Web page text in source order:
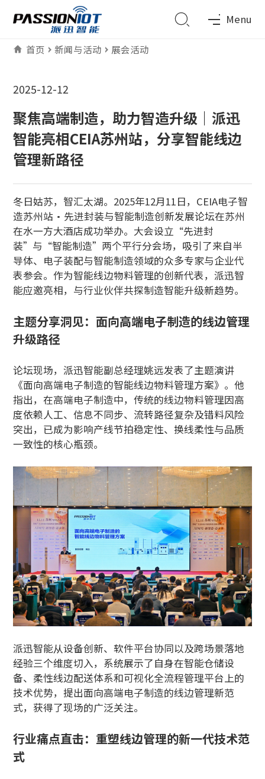
Menu
首页 新闻与活动 展会活动
2025-12-12
聚焦高端制造，助力智造升级｜派迅
智能亮相CEIA苏州站，分享智能线边
管理新路径
冬日姑苏，智汇太湖。2025年12月11日，CEIA电子智
造苏州站·先进封装与智能制造创新发展论坛在苏州
在水一方大酒店成功举办。大会设立“先进封
装”与“智能制造”两个平行分会场，吸引了来自半
导体、电子装配与智能制造领域的众多专家与企业代
表参会。作为智能线边物料管理的创新代表，派迅智
能应邀亮相，与行业伙伴共探制造智能升级新趋势。
主题分享洞见：面向高端电子制造的线边管理
升级路径
论坛现场，派迅智能副总经理姚远发表了主题演讲
《面向高端电子制造的智能线边物料管理方案》。他
指出，在高端电子制造中，传统的线边物料管理因高
度依赖人工、信息不同步、流转路径复杂及错料风险
突出，已成为影响产线节拍稳定性、换线柔性与品质
一致性的核心瓶颈。
派迅智能从设备创新、软件平台协同以及跨场景落地
经验三个维度切入，系统展示了自身在智能仓储设
备、柔性线边配送体系和可视化全流程管理平台上的
技术优势，提出面向高端电子制造的线边管理新范
式，获得了现场的广泛关注。
行业痛点直击：重塑线边管理的新一代技术范
式